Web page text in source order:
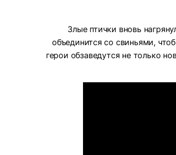
Злые птички вновь
объединится со свиньями,
герои обзаведутся не только